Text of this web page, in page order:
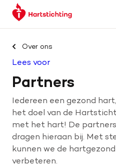
Spring
naar
Spring
naar
navigatie
Keer
terug
de
homepage
Zoek binnen
Zoeken
Hart- en vaatziekten
Oorzaken
Over ons
Lees voor
Partners
Iedereen een gezond
het doel van de
met het hart! De
dragen hieraan bij. Met
kunnen we de
verbeteren.